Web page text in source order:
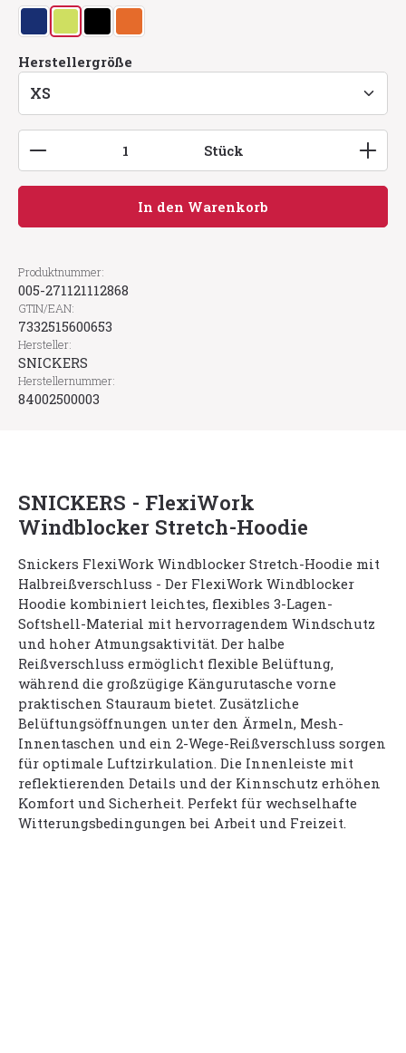
dunkelblau
limeschwarzwarm orange
Herstellergröße
Produkt Anzahl: Gib den gewünschten Wert
Stück
In den Warenkorb
Produktnummer:
005-271121112868
GTIN/EAN:
7332515600653
Hersteller:
SNICKERS
Herstellernummer:
84002500003
SNICKERS - FlexiWork
Windblocker Stretch-Hoodie
Snickers FlexiWork Windblocker Stretch-Hoodie mit
Halbreißverschluss - Der FlexiWork Windblocker
Hoodie kombiniert leichtes, flexibles 3-Lagen-
Softshell-Material mit hervorragendem Windschutz
und hoher Atmungsaktivität. Der halbe
Reißverschluss ermöglicht flexible Belüftung,
während die großzügige Kängurutasche vorne
praktischen Stauraum bietet. Zusätzliche
Belüftungsöffnungen unter den Ärmeln, Mesh-
Innentaschen und ein 2-Wege-Reißverschluss sorgen
für optimale Luftzirkulation. Die Innenleiste mit
reflektierenden Details und der Kinnschutz erhöhen
Komfort und Sicherheit. Perfekt für wechselhafte
Witterungsbedingungen bei Arbeit und Freizeit.